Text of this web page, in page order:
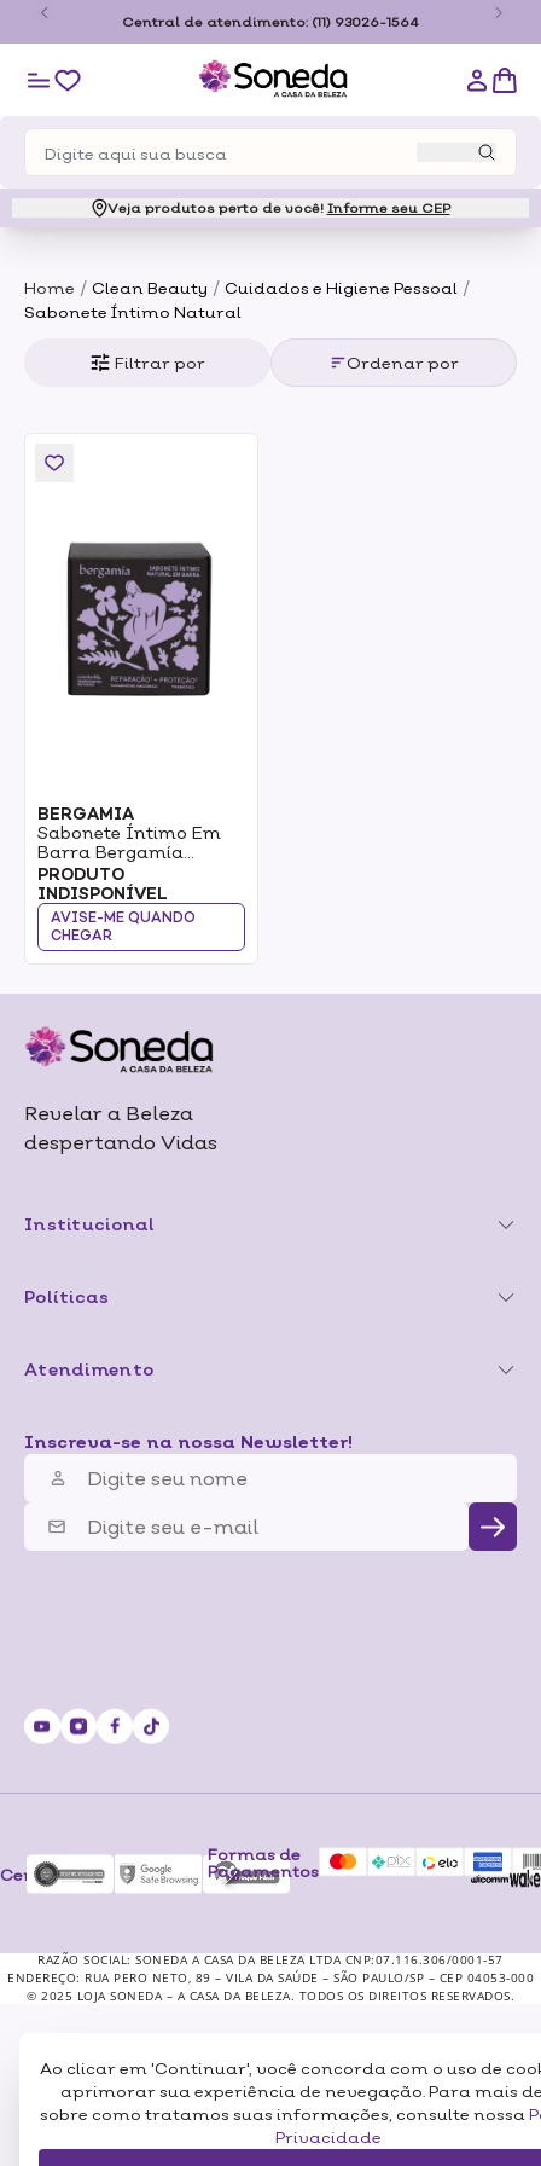
Central de atendimento: (11) 93026-1564
Veja produtos perto de você! Informe seu CEP
Ao clicar em 'Continuar', você concorda com o uso de
aprimorar sua experiência de nevegação. Para mais
sobre como tratamos suas informações, consulte nossa
Privacidade
Home / Clean Beauty / Cuidados e Higiene Pessoal /
Sabonete Íntimo Natural
Filtrar por Ordenar por
BERGAMIA
Sabonete Íntimo Em
Barra Bergamía
Prebiótico E CBA 80g
PRODUTO
INDISPONÍVEL
AVISE-ME QUANDO
CHEGAR
Revelar a Beleza
despertando Vidas
Institucional
Políticas
Atendimento
Inscreva-se na nossa Newsletter!
Certificados
Formas de
Pagamentos
RAZÃO SOCIAL: SONEDA A CASA DA BELEZA LTDA CNP:07.116.306/0001-57
ENDEREÇO: RUA PERO NETO, 89 – VILA DA SAÚDE – SÃO PAULO/SP – CEP 04053-000
© 2025 LOJA SONEDA – A CASA DA BELEZA. TODOS OS DIREITOS RESERVADOS.